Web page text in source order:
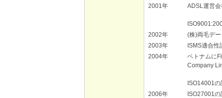
2001年
ADSL運営
2002年
(株)両毛デ
2003年
ISMS適合
2004年
ベトナムに
Company
ISO14001
2006年
ISO27001